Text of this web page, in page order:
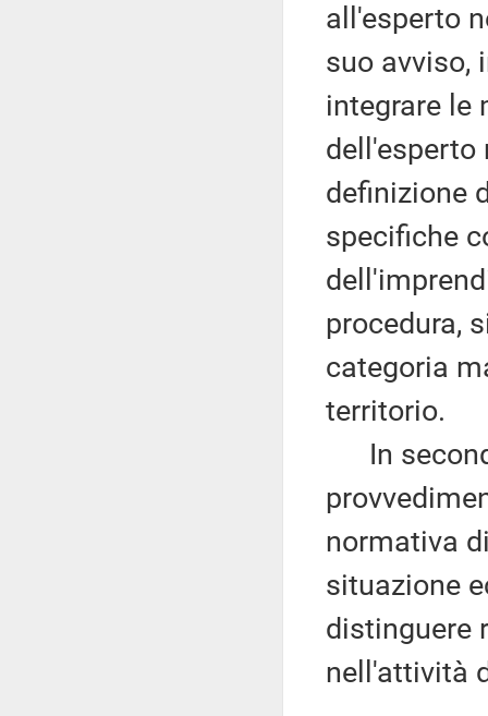
all'esperto
suo avviso,
integrare le
dell'esperto
definizione
specifiche
procedura,
categoria
territorio.
In
normativa
situazione
distinguere
nell'attività